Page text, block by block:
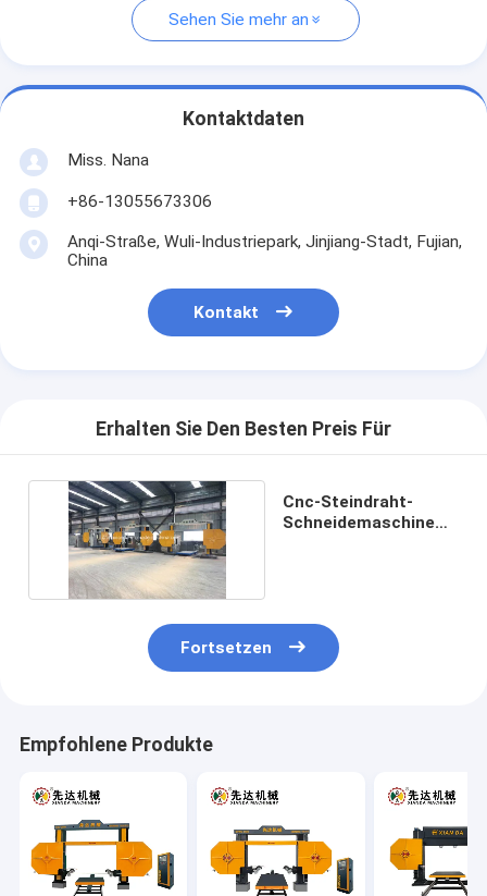
Sehen Sie mehr an
Kontaktdaten
Miss. Nana
+86-13055673306
Anqi-Straße, Wuli-Industriepark, Jinjiang-Stadt, Fujian,
China
Kontakt
Erhalten Sie Den Besten Preis Für
Cnc-Steindraht-
Schneidemaschine
Fortsetzen
Empfohlene Produkte